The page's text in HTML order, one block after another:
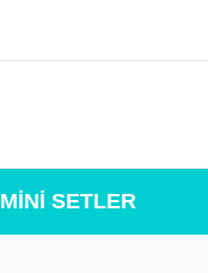
MİNİ SETLER